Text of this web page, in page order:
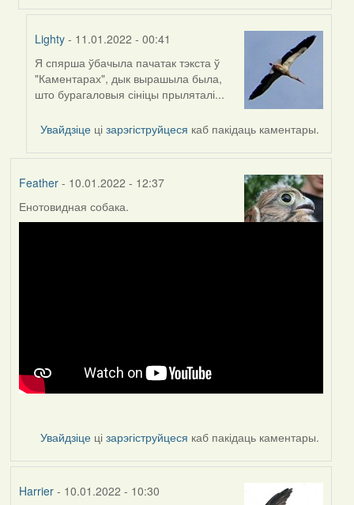
Lighty - 11.01.2022 - 00:41
In
reply
to
Peregrinus
Я спярша ўбачыла пачатак тэкста ў
"Каментарах", дык вырашыла была,
што бурагаловыя сініцы прыляталі...
Увайдзіце цізарэгіструйцеся каб пакідаць каментары.
Feather- 10.01.2022 - 12:37
Енотовидная собака.
Увайдзіце цізарэгіструйцеся каб пакідаць каментары.
Harrier- 10.01.2022 - 10:30